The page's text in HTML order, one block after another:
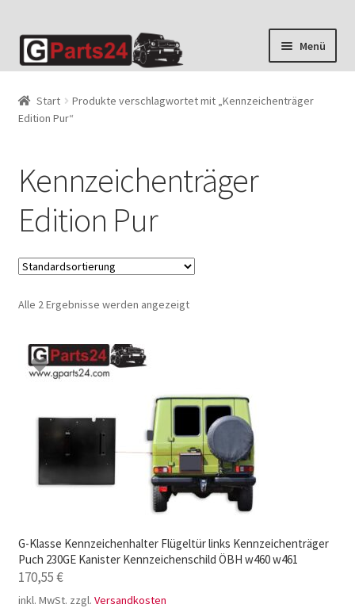
Zur
Navigation
Zum
Inhalt
Menü
Start
Produkte verschlagwortet mit „Kennzeichenträger
Edition Pur“
Kennzeichenträger
Edition Pur
Alle 2 Ergebnisse werden angezeigt
G-Klasse Kennzeichenhalter Flügeltür links Kennzeichenträger
Puch 230GE Kanister Kennzeichenschild ÖBH w460 w461
170,55€
inkl. MwSt. zzgl. Versandkosten